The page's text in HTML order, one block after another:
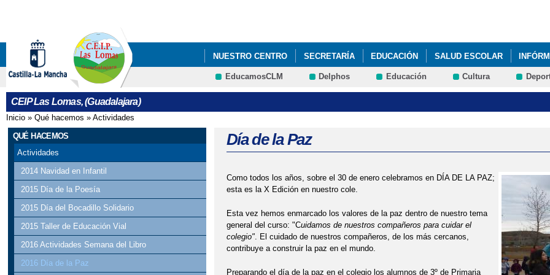
NUESTRO CENTRO SECRETARÍA EDUCACIÓN SALUD ESCOLAR
EducamosCLM Delphos Educación Cultura
CEIP Las Lomas, (Guadalajara)
Se encuentra usted aquí
Inicio » Qué hacemos » Actividades
QUÉ HACEMOS
Actividades
2014 Navidad en Infantil
2015 Día de la Poesía
2015 Día del Bocadillo Solidario
2015 Taller de Educación Vial
2016 Actividades Semana del Libro
2016 Día de la Paz
Día de la Paz
Como todos los años, sobre el 30 de enero celebramos en DÍA DE LA PAZ;
esta es la X Edición en nuestro cole.
Esta vez hemos enmarcado los valores de la paz dentro de nuestro tema
general del curso: "Cuidamos de nuestros compañeros para cuidar el
colegio". El cuidado de nuestros compañeros, de los más cercanos,
contribuye a construir la paz en el mundo.
Preparando el día de la paz en el colegio los alumnos de 3º de Primaria